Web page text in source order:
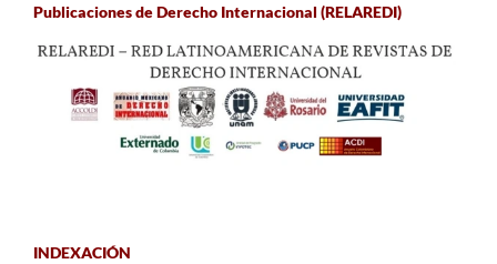
Publicaciones de Derecho Internacional (RELAREDI)
INDEXACIÓN